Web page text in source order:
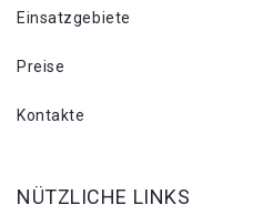
Einsatzgebiete
Preise
Kontakte
NÜTZLICHE LINKS